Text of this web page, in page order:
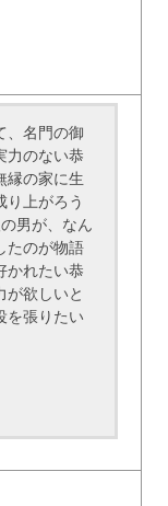
、名門の御
力のない恭
縁の家に生
り上がろう
男が、なん
たのが物語
かれたい恭
が欲しいと
を張りたい